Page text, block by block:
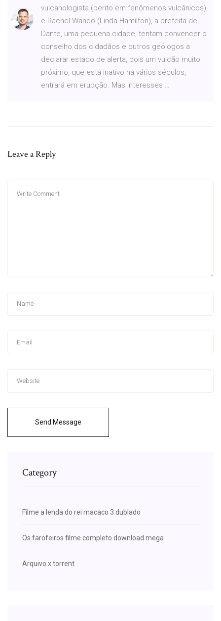
vulcanologista (perito em fenômenos vulcânicos),
e Rachel Wando (Linda Hamilton), a prefeita de
Dante, uma pequena cidade, tentam convencer o
conselho dos cidadãos e outros geólogos a
declarar estado de alerta, pois um vulcão muito
próximo, que está inativo há vários séculos,
entrará em erupção. Mas interesses …
Leave a Reply
Send Message
Category
Filme a lenda do rei macaco 3 dublado
Os farofeiros filme completo download mega
Arquivo x torrent